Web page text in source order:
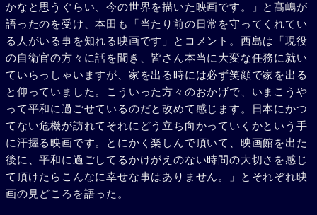
かなと思うぐらい、今の世界を描いた映画です。」と髙嶋が
語ったのを受け、本田も「当たり前の日常を守ってくれてい
る人がいる事を知れる映画です」とコメント。西島は「現役
の自衛官の方々に話を聞き、皆さん本当に大変な任務に就い
ていらっしゃいますが、家を出る時には必ず笑顔で家を出る
と仰っていました。こういった方々のおかげで、いまこうや
って平和に過ごせているのだと改めて感じます。日本にかつ
てない危機が訪れてそれにどう立ち向かっていくかという手
に汗握る映画です。とにかく楽しんで頂いて、映画館を出た
後に、平和に過ごしてるかけがえのない時間の大切さを感じ
て頂けたらこんなに幸せな事はありません。」とそれぞれ映
画の見どころを語った。